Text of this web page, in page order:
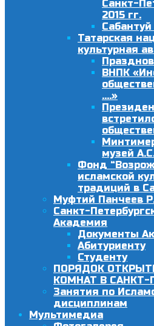
Санкт-
2015 гг.
Татарская
культурная
ВНПК
….»
музей
Фонд
исламской
традиций в
Муфтий Панчеев
Санкт-
Академия
Документы
Абитуриенту
Студенту
ПОРЯДОК
КОМНАТ В САНКТ-
Занятия по
дисциплинам
Мультимедиа